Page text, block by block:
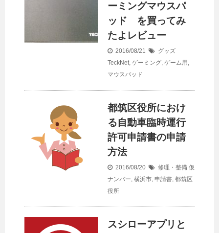
ーミングマウスパ
ッド を買ってみ
たよレビュー
2016/08/21
グッズ
TeckNet, ゲーミング, ゲーム用 ,
マウスパッド
都筑区役所におけ
る自動車臨時運行
許可申請書の申請
方法
2016/08/20 修理・整備 仮
ナンバー, 横浜市, 申請書, 都筑区
役所
スシローアプリと